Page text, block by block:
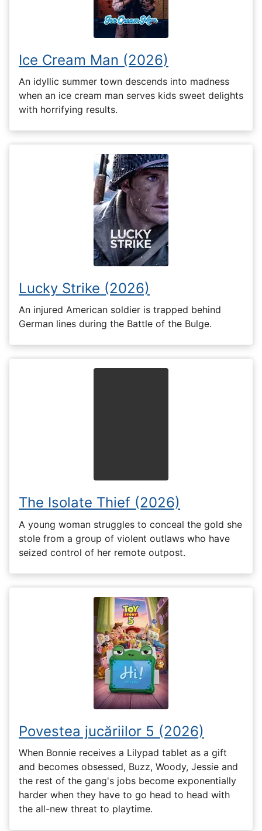
Ice Cream Man (2026)
An idyllic summer town descends into madness
when an ice cream man serves kids sweet delights
with horrifying results.
Lucky Strike (2026)
An injured American soldier is trapped behind
German lines during the Battle of the Bulge.
The Isolate Thief (2026)
A young woman struggles to conceal the gold she
stole from a group of violent outlaws who have
seized control of her remote outpost.
Povestea jucăriilor 5 (2026)
When Bonnie receives a Lilypad tablet as a gift
and becomes obsessed, Buzz, Woody, Jessie and
the rest of the gang's jobs become exponentially
harder when they have to go head to head with
the all-new threat to playtime.